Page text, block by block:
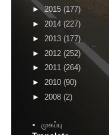
► 2015 (177)
► 2014 (227)
► 2013 (177)
► 2012 (252)
► 2011 (264)
► 2010 (90)
► 2008 (2)
முகப்பு